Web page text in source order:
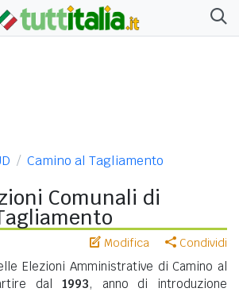
Camino al Tagliamento
Comunali di
Modifica Condividi
Elezioni Amministrative di Camino al
dal 1993, anno di introduzione